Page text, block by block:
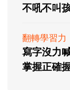
不吼不叫
翻轉學習力
寫字沒力
掌握正確